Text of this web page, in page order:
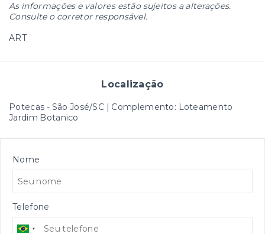
As informações e valores estão sujeitos a alterações.
Consulte o corretor responsável.
ART
Localização
Potecas - São José/SC | Complemento: Loteamento
Jardim Botanico
Nome
Telefone